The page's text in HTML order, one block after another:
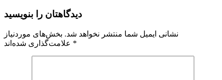
دیدگاهتان را بنویسید
نشانی ایمیل شما منتشر نخواهد شد. بخش‌های موردنیاز
*